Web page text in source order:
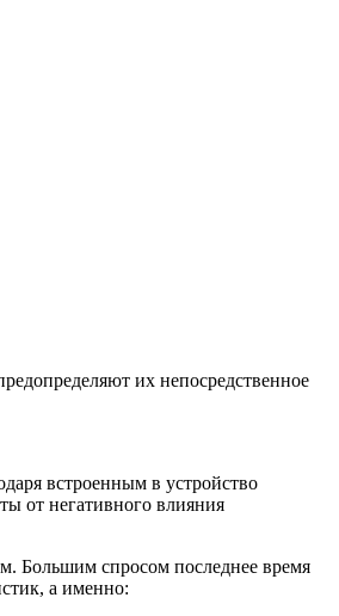
их непосредственное
встроенным в устройство
от негативного влияния
Большим спросом последнее время
а именно: